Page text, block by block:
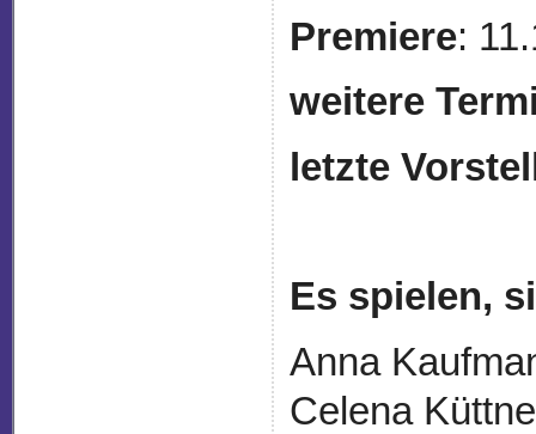
Premiere:
weitere
letzte
Es spielen,
Anna
Celena